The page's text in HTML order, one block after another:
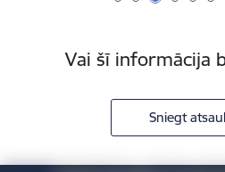
Vai šī informācija
Sniegt